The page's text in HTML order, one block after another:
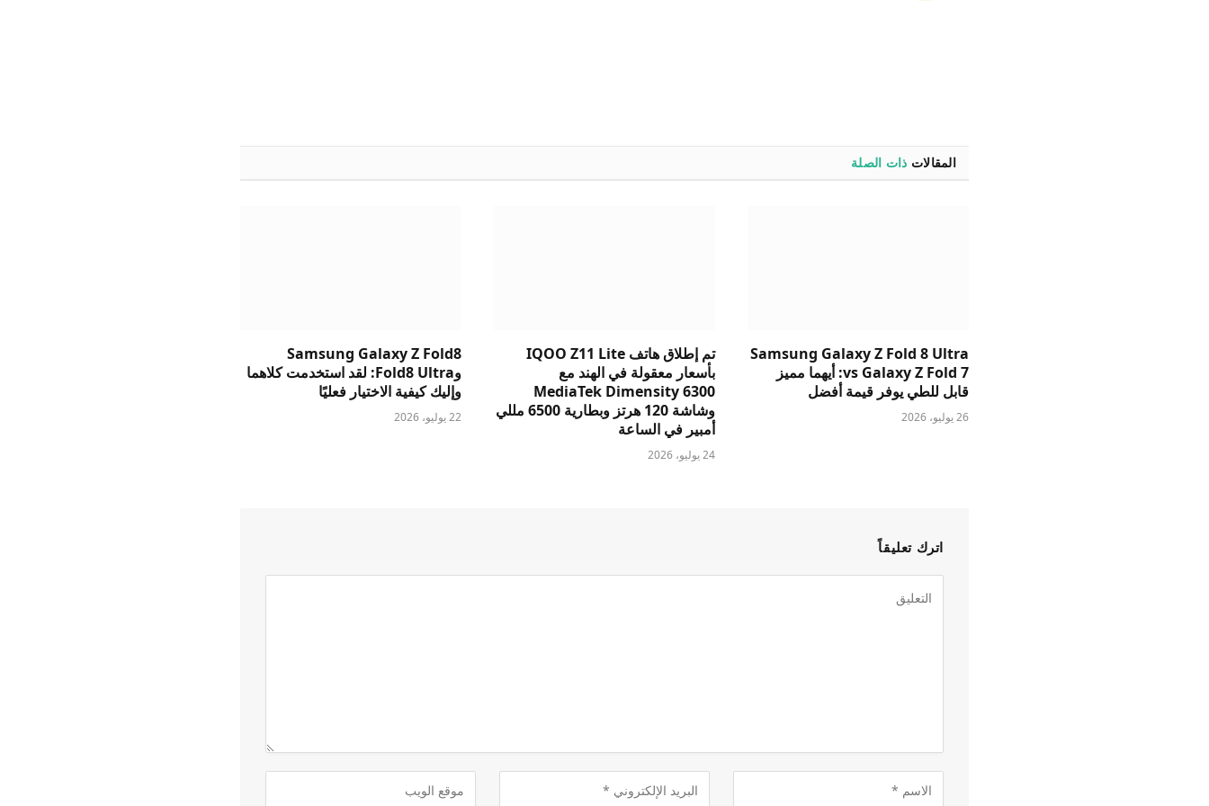
المقالات ذات الصلة
Samsung Galaxy Z Fold 8 Ultra
vs Galaxy Z Fold 7: أيهما مميز
قابل للطي يوفر قيمة أفضل
26 يوليو، 2026
تم إطلاق هاتف IQOO Z11 Lite
بأسعار معقولة في الهند مع
MediaTek Dimensity 6300
وشاشة 120 هرتز وبطارية 6500 مللي
أمبير في الساعة
24 يوليو، 2026
Samsung Galaxy Z Fold8
وFold8 Ultra: لقد استخدمت كلاهما
وإليك كيفية الاختيار فعليًا
22 يوليو، 2026
اترك تعليقاً